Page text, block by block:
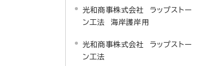
光和商事株式会社 ラップストー
ン工法 海岸護岸用
光和商事株式会社 ラップストー
ン工法